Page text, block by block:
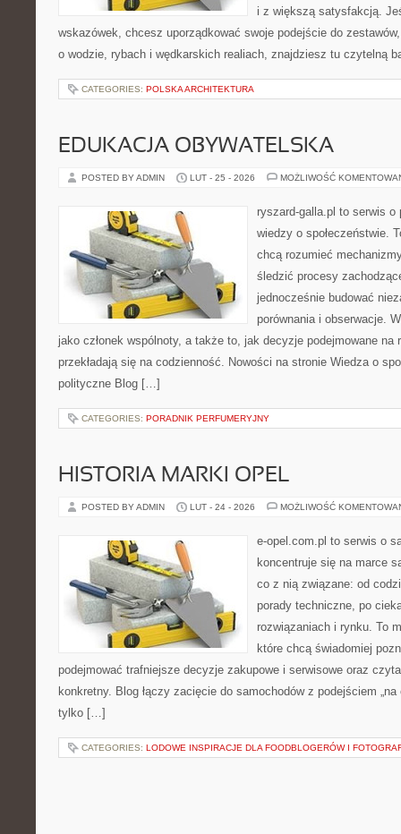
i z większą satysfakcją.
wskazówek, chcesz uporządkować swoje podejście do
o wodzie, rybach i wędkarskich realiach, znajdziesz tu czytelną
CATEGORIES: POLSKA ARCHITEKTURA
EDUKACJA OBYWATELSKA
POSTED BY ADMIN LUT - 25 - 2026 MOŻLIWOŚĆ
ryszard-galla.pl to serwis
wiedzy o społeczeństwie.
chcą rozumieć
śledzić procesy
jednocześnie budować
porównania i obserwacje.
jako członek wspólnoty, a także to, jak decyzje podejmowane na
przekładają się na codzienność. Nowości na stronie Wiedza o
polityczne Blog […]
CATEGORIES: PORADNIK PERFUMERYJNY
HISTORIA MARKI OPEL
POSTED BY ADMIN LUT - 24 - 2026 MOŻLIWOŚĆ
e-opel.com.pl to serwis o
koncentruje się na marce
co z nią związane: od
porady techniczne, po
rozwiązaniach i rynku. To
które chcą świadomiej
podejmować trafniejsze decyzje zakupowe i serwisowe oraz
konkretny. Blog łączy zacięcie do samochodów z podejściem
tylko […]
CATEGORIES: LODOWE INSPIRACJE DLA FOODBLOGERÓW I